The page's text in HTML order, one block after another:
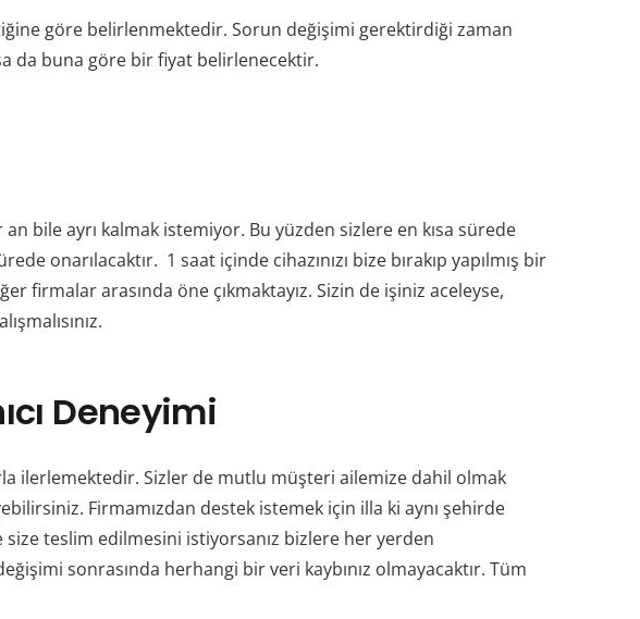
göre belirlenmektedir. Sorun değişimi gerektirdiği zaman
da buna göre bir fiyat belirlenecektir.
bile ayrı kalmak istemiyor. Bu yüzden sizlere en kısa sürede
onarılacaktır. 1 saat içinde cihazınızı bize bırakıp yapılmış bir
firmalar arasında öne çıkmaktayız. Sizin de işiniz aceleyse,
Deneyimi
ilerlemektedir. Sizler de mutlu müşteri ailemize dahil olmak
Firmamızdan destek istemek için illa ki aynı şehirde
size teslim edilmesini istiyorsanız bizlere her yerden
sonrasında herhangi bir veri kaybınız olmayacaktır. Tüm